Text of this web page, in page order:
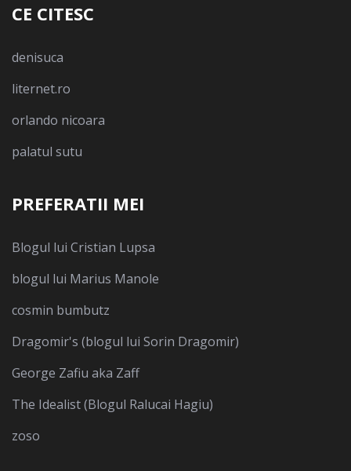
CE CITESC
denisuca
liternet.ro
orlando nicoara
palatul sutu
PREFERATII MEI
Blogul lui Cristian Lupsa
blogul lui Marius Manole
cosmin bumbutz
Dragomir's (blogul lui Sorin Dragomir)
George Zafiu aka Zaff
The Idealist (Blogul Ralucai Hagiu)
zoso